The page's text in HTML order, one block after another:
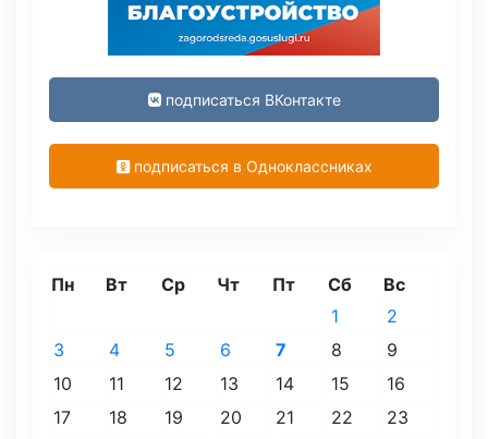
подписаться ВКонтакте
подписаться в Одноклассниках
Пн Вт Ср Чт Пт Сб
Вс
1
2
3
4 5 6 7 8
9
10
11 12 13 14 15
16
17
18 19 20 21 22 23